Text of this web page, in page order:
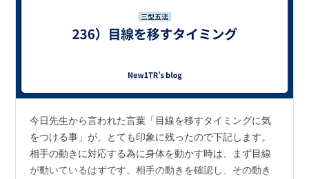
今日先生から言われた言葉「目線を移すタイミングに気
をつける事」が、とても印象に残ったので下記します。
相手の動きに対応する為に身体を動かす時は、まず目線
が動いているはずです。相手の動きを確認し、その動き